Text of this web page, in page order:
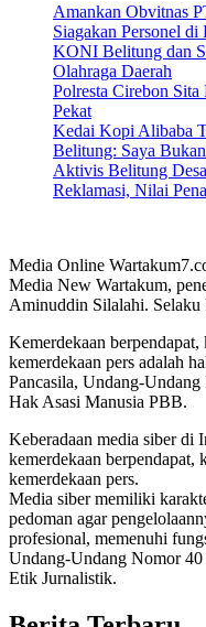
Amankan Obvitnas
Siagakan Personel di
KONI Belitung dan
Olahraga Daerah
Polresta Cirebon
Pekat
Kedai Kopi Alibaba
Belitung: Saya
Aktivis Belitung
Reklamasi, Nilai
Media Online
Media New Wartakum,
Aminuddin Silalahi. Selaku
Kemerdekaan berpendapat,
kemerdekaan pers adalah
Pancasila, Undang-
Hak Asasi Manusia PBB.
Keberadaan media siber di
kemerdekaan berpendapat,
kemerdekaan pers.
Media siber memiliki
pedoman agar
profesional, memenuhi
Undang-Undang Nomor 40
Etik Jurnalistik.